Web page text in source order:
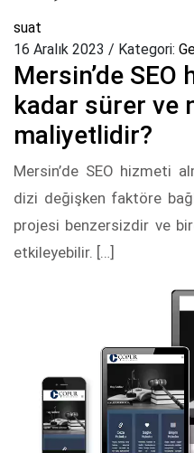
suat
16 Aralık 2023 / Kategori:
Mersin’de
kadar sürer ve
maliyetlidir?
Mersin’de SEO hizmeti
dizi değişken faktöre
projesi benzersizdir ve
etkileyebilir. […]